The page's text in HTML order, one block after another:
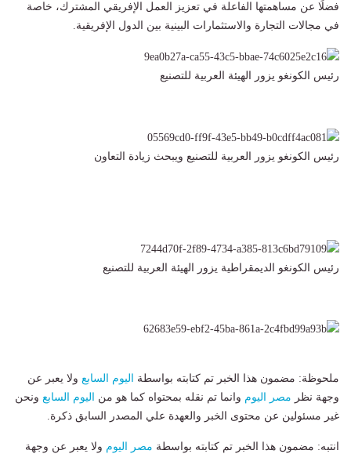
فضلًا عن مساهمتها الفاعلة في تعزيز العمل الإفريقي المشترك، خاصة
في مجالات التجارة والاستثمارات البينية بين الدول الإفريقية.
رئيس الكونغو يزور الهيئة العربية للتصنيع
رئيس الكونغو يزور العربية للتصنيع ويبحث زيادة التعاون
رئيس الكونغو الديمقراطية يزور الهيئة العربية للتصنيع
ملحوظة: مضمون هذا الخبر تم كتابته بواسطة اليوم السابع ولا يعبر عن
وجهة نظر مصر اليوم وانما تم نقله بمحتواه كما هو من اليوم السابع ونحن
غير مسئولين عن محتوى الخبر والعهدة علي المصدر السابق ذكرة.
انتبه: مضمون هذا الخبر تم كتابته بواسطة مصر اليوم ولا يعبر عن وجهة